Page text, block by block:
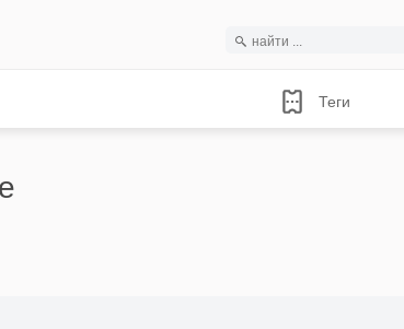
Теги